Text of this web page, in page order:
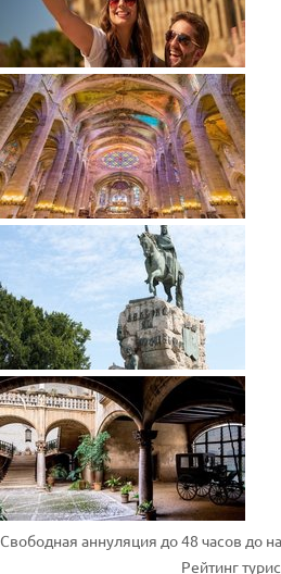
Свободная аннуляция до 48 часов до
Рейтинг